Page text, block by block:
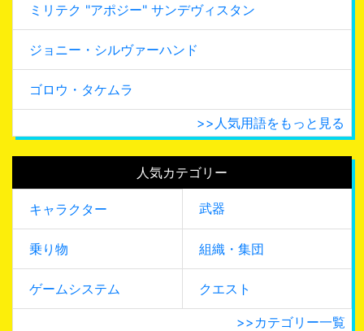
ミリテク "アポジー" サンデヴィスタン
ジョニー・シルヴァーハンド
ゴロウ・タケムラ
>>人気用語をもっと見る
人気カテゴリー
キャラクター 武器
乗り物 組織・集団
ゲームシステム クエスト
>>カテゴリー一覧